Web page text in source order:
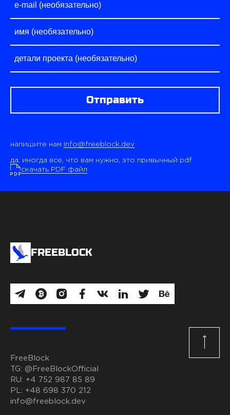
Отправить
напишите нам info@freeblock.dev
да, иногда все, что вам нужно, это привычный pdf
скачать PDF файл
FREEBLOCK
FreeBlock
TG: @FreeBlockOfficial
RU: +4 752 987 85 89
PL: +48 698 370 212
info@freeblock.dev